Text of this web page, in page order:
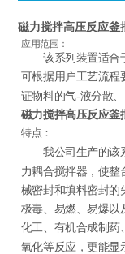
磁力搅拌高压反应釜
应用范围：
该系列装置适合于
可根据用户工艺流程
证物料的气-液分散
磁力搅拌高压反应釜
特点：
我公司生产的该系
力耦合搅拌器，使整
械密封和填料密封的
极毒、易燃、易爆以
化工、有机合成制药
氧化等反应，更能显